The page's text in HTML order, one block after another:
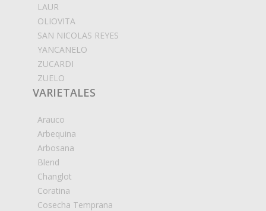
LAUR
OLIOVITA
SAN NICOLAS REYES
YANCANELO
ZUCARDI
ZUELO
VARIETALES
Arauco
Arbequina
Arbosana
Blend
Changlot
Coratina
Cosecha Temprana